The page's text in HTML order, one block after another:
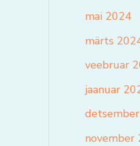
mai 2024
märts
veebruar
jaanuar
november